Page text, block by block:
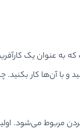
که به عنوان یک
و با آن‌ها کار
مربوط می‌شود.